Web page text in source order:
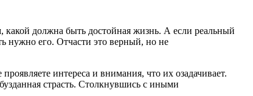
какой должна быть достойная жизнь. А если реальный
нужно его. Отчасти это верный, но не
интереса и внимания, что их озадачивает.
страсть. Столкнувшись с иными